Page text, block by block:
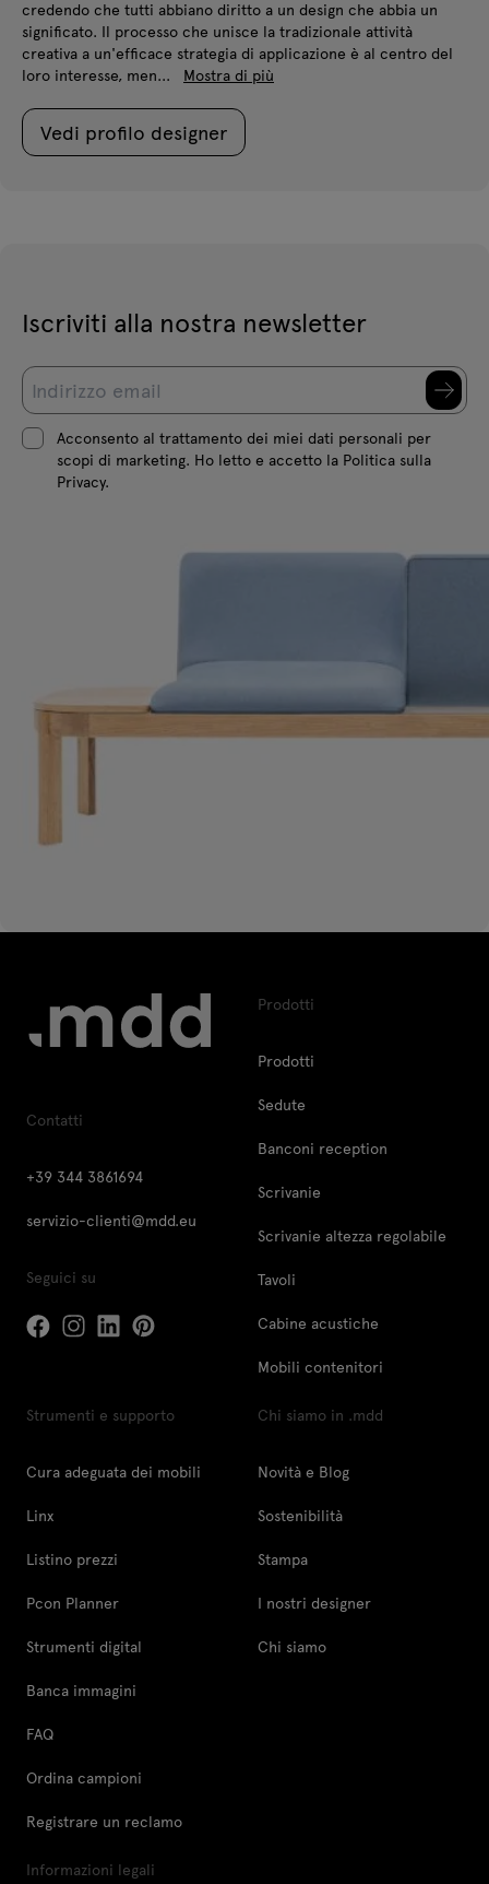
credendo che tutti abbiano diritto a un design che abbia un
significato. Il processo che unisce la tradizionale attività
creativa a un'efficace strategia di applicazione è al centro del
loro interesse, men...
Mostra di più
Vedi profilo designer
Iscriviti alla nostra newsletter
Acconsento al trattamento dei miei dati personali per
scopi di marketing. Ho letto e accetto la Politica sulla
Privacy.
Contatti
+39 344 3861694
servizio-clienti@mdd.eu
Seguici su
Prodotti
Prodotti
Sedute
Banconi reception
Scrivanie
Scrivanie altezza regolabile
Tavoli
Cabine acustiche
Mobili contenitori
Strumenti e supporto
Cura adeguata dei mobili
Linx
Listino prezzi
Pcon Planner
Strumenti digital
Banca immagini
FAQ
Ordina campioni
Registrare un reclamo
Chi siamo in .mdd
Novità e Blog
Sostenibilità
Stampa
I nostri designer
Chi siamo
Informazioni legali